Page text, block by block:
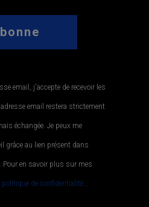
email, j'accepte de recevoir les
email restera strictement
échangée. Je peux me
grâce au lien présent dans
Pour en savoir plus sur mes
politique de confidentialité..